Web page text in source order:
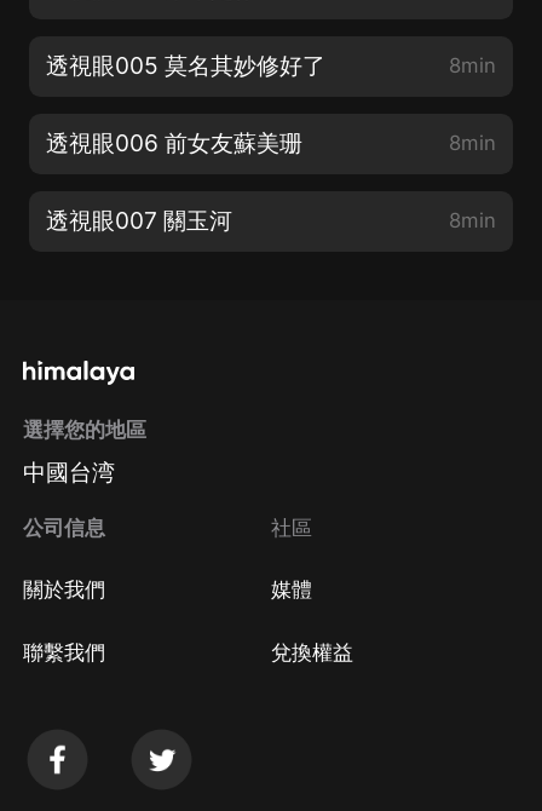
透視眼005 莫名其妙修好了 8min
透視眼006 前女友蘇美珊 8min
透視眼007 關玉河 8min
選擇您的地區
中國台湾
公司信息
關於我們
聯繫我們
社區
媒體
兌換權益